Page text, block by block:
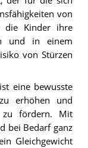
von
die Kinder ihre
und in einem
von Stürzen
eine bewusste
erhöhen und
zu fördern. Mit
bei Bedarf ganz
Gleichgewicht